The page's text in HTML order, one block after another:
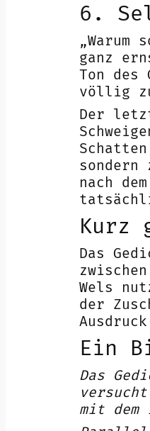
6.
ganz
Ton
völlig
Der
nach
Kurz
Das
Wels
der
Ein
Das
mit dem